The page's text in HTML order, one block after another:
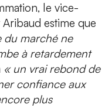
le vice-
estime que
du marché ne
à retardement
« un vrai rebond de
confiance aux
plus